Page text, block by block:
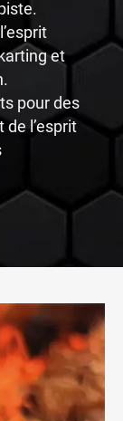
et
pour des
l’esprit